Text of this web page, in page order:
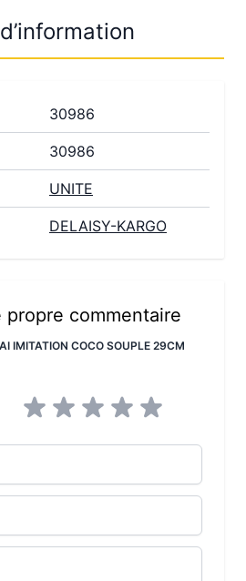
30986
30986
UNITE
DELAISY-KARGO
propre commentaire
IMITATION COCO SOUPLE 29CM